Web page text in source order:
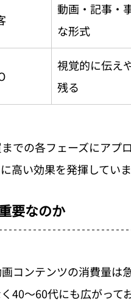
動画・記事・
な形式
視覚的に伝え
残る
での各フェーズにアプ
高い効果を発揮していま
要なのか
コンテンツの消費量は
40〜60代にも広がって